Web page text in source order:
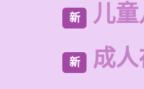
新 儿
新 成